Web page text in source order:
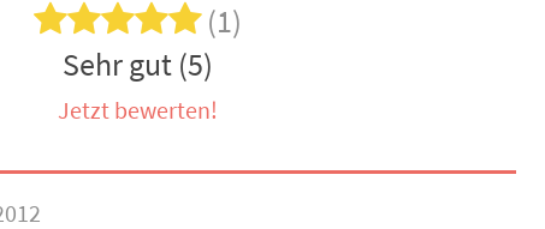
(1)
Sehr gut (5)
Jetzt bewerten!